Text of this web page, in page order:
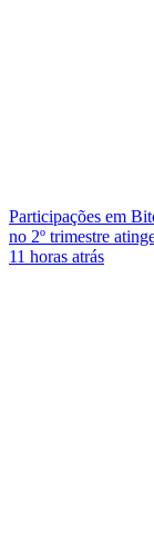
Participações em
no 2º trimestre
11 horas atrás